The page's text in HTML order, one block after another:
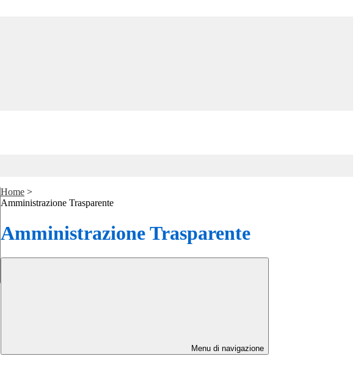
Home >
Amministrazione Trasparente
Amministrazione Trasparente
Menu di navigazione